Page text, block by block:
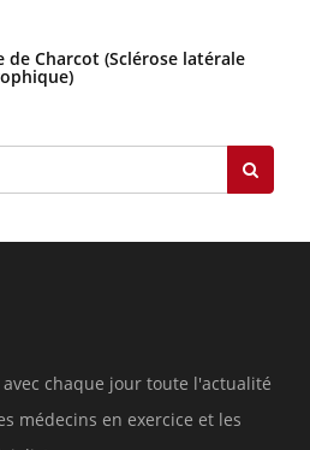
de Charcot (Sclérose latérale
chaque jour toute l'actualité
médecins en exercice et les